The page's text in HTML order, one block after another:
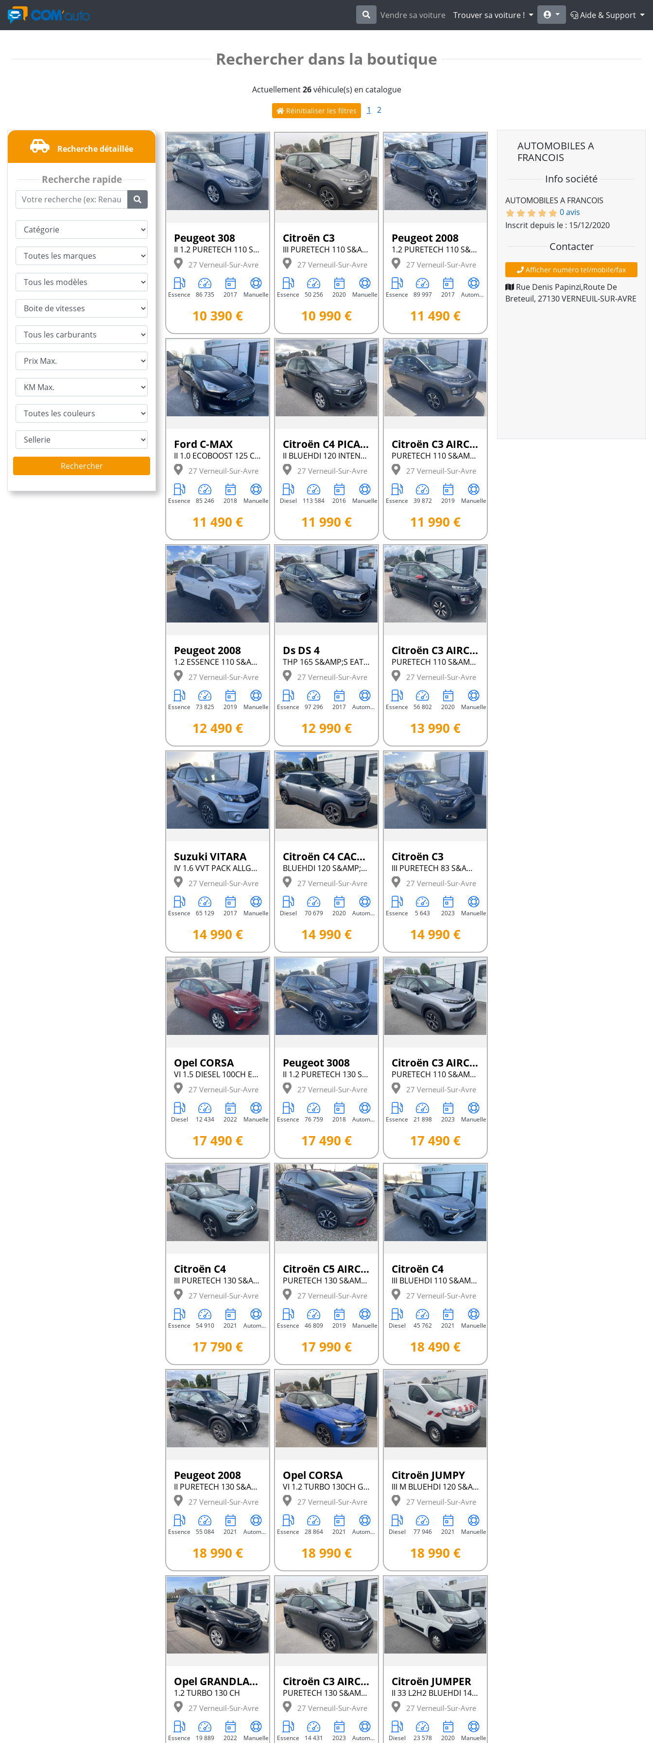
Vendre sa voiture Trouver sa voiture ! Aide & Support
Rechercher dans la boutique
Actuellement26véhicule(s) en catalogue
Réinitialiser les filtres 1 2
Recherche détaillée
Recherche rapide
Rechercher
Peugeot 308
II 1.2 PURETECH 110 S&AMP;S ACTIVE
27 Verneuil-Sur-Avre
Essence 86 735 2017 Manuelle
10 390 €
Citroën C3
III PURETECH 110 S&AMP;S BVM6 GRAPHIC
27 Verneuil-Sur-Avre
Essence 50 256 2020 Manuelle
10 990 €
Peugeot 2008
1.2 PURETECH 110 S&AMP;S EAT6 ALLURE BUS.
27 Verneuil-Sur-Avre
Essence 89 997 2017 Automatique
11 490 €
Ford C-MAX
II 1.0 ECOBOOST 125 CH BVM6 S&AMP;S TITANIUM
27 Verneuil-Sur-Avre
Essence 85 246 2018 Manuelle
11 490 €
Citroën C4 PICASSO
II BLUEHDI 120 INTENSIVE
27 Verneuil-Sur-Avre
Diesel 113 584 2016 Manuelle
11 990 €
Citroën C3 AIRCROSS
PURETECH 110 S&AMP;S BVM6 FEEL
27 Verneuil-Sur-Avre
Essence 39 872 2019 Manuelle
11 990 €
Peugeot 2008
1.2 ESSENCE 110 S&AMP;S CROSSWAY
27 Verneuil-Sur-Avre
Essence 73 825 2019 Manuelle
12 490 €
Ds DS 4
THP 165 S&AMP;S EAT6 SO CHIC
27 Verneuil-Sur-Avre
Essence 97 296 2017 Automatique
12 990 €
Citroën C3 AIRCROSS
PURETECH 110 S&AMP;S BVM6 C-SERIES
27 Verneuil-Sur-Avre
Essence 56 802 2020 Manuelle
13 990 €
Suzuki VITARA
IV 1.6 VVT PACK ALLGRIP
27 Verneuil-Sur-Avre
Essence 65 129 2017 Manuelle
14 990 €
Citroën C4 CACTUS
BLUEHDI 120 S&AMP;S EAT6 C-SERIES
27 Verneuil-Sur-Avre
Diesel 70 679 2020 Automatique
14 990 €
Citroën C3
III PURETECH 83 S&AMP;S BVM C-SERIES
27 Verneuil-Sur-Avre
Essence 5 643 2023 Manuelle
14 990 €
Opel CORSA
VI 1.5 DIESEL 100CH ELEGANCE BUSINESS
27 Verneuil-Sur-Avre
Diesel 12 434 2022 Manuelle
17 490 €
Peugeot 3008
II 1.2 PURETECH 130 S&AMP;S EAT6 ALLURE
27 Verneuil-Sur-Avre
Essence 76 759 2018 Automatique
17 490 €
Citroën C3 AIRCROSS
PURETECH 110 S&AMP;S BVM6 SHINE
27 Verneuil-Sur-Avre
Essence 21 898 2023 Manuelle
17 490 €
Citroën C4
III PURETECH 130 S&AMP;S EAT8 FEEL
27 Verneuil-Sur-Avre
Essence 54 910 2021 Automatique
17 790 €
Citroën C5 AIRCROSS
PURETECH 130 S&AMP;S BVM6 FEEL
27 Verneuil-Sur-Avre
Essence 46 809 2019 Manuelle
17 990 €
Citroën C4
III BLUEHDI 110 S&AMP;S BVM6 SHINE
27 Verneuil-Sur-Avre
Diesel 45 762 2021 Manuelle
18 490 €
Peugeot 2008
II PURETECH 130 S&AMP;S EAT8 ACTIVE PACK
27 Verneuil-Sur-Avre
Essence 55 084 2021 Automatique
18 990 €
Opel CORSA
VI 1.2 TURBO 130CH GS LINE
27 Verneuil-Sur-Avre
Essence 28 864 2021 Automatique
18 990 €
Citroën JUMPY
III M BLUEHDI 120 S&AMP;S BVM6 CLUB
27 Verneuil-Sur-Avre
Diesel 77 946 2021 Manuelle
18 990 €
Opel GRANDLAND
1.2 TURBO 130 CH
27 Verneuil-Sur-Avre
Essence 19 889 2022 Manuelle
Citroën C3 AIRCROSS
PURETECH 130 S&AMP;S EAT6 SHINE
27 Verneuil-Sur-Avre
Essence 14 431 2023 Automatique
Citroën JUMPER
II 33 L2H2 BLUEHDI 140 S&AMP;S BVM6 CLUB
27 Verneuil-Sur-Avre
Diesel 23 578 2020 Manuelle
AUTOMOBILES A
FRANCOIS
Info société
AUTOMOBILES A FRANCOIS
0 avis
Inscrit depuis le : 15/12/2020
Contacter
Afficher numéro tel/mobile/fax
Rue Denis Papinzi,Route De
Breteuil, 27130VERNEUIL-SUR-AVRE